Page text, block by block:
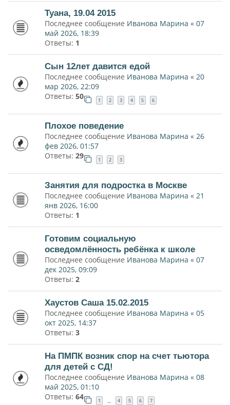
Туана, 19.04 2015
Последнее сообщение Иванова Марина « 07
май 2026, 18:39
Ответы: 1
Сын 12лет давится едой
Последнее сообщение Иванова Марина « 20
мар 2026, 22:09
Ответы: 50 1 2 3 4 5 6
Плохое поведение
Последнее сообщение Иванова Марина « 26
фев 2026, 01:57
Ответы: 29 1 2 3
Занятия для подростка в Москве
Последнее сообщение Иванова Марина « 21
янв 2026, 16:00
Ответы: 1
Готовим социальную
осведомлённость ребёнка к школе
Последнее сообщение Иванова Марина « 07
дек 2025, 09:09
Ответы: 2
Хаустов Саша 15.02.2015
Последнее сообщение Иванова Марина « 05
окт 2025, 14:37
Ответы: 3
На ПМПК возник спор на счет тьютора
для детей с СД!
Последнее сообщение Иванова Марина « 08
май 2025, 01:10
Ответы: 64 1 … 4 5 6 7